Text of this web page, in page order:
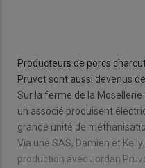
Producteurs de porcs
Pruvot sont aussi devenus
Sur la ferme de la
un associé produisent
grande unité de
Via une SAS, Damien et
production avec Jordan